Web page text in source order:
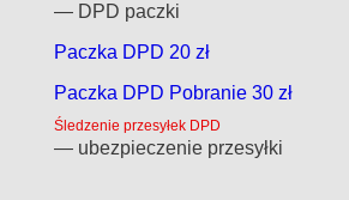
— DPD paczki
Paczka DPD 20 zł
Paczka DPD Pobranie 30 zł
Śledzenie przesyłek DPD
— ubezpieczenie przesyłki